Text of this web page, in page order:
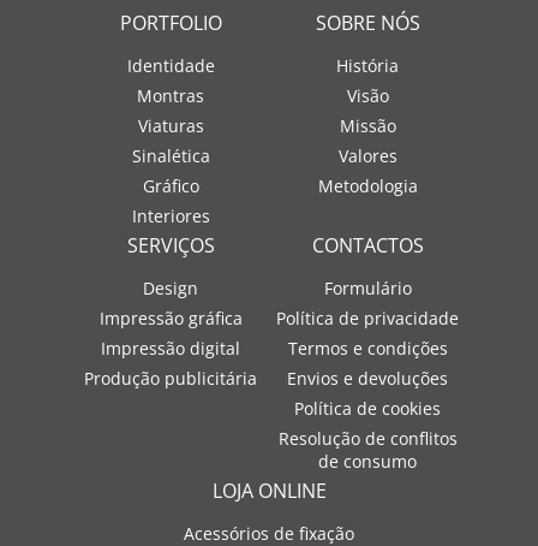
PORTFOLIO
Identidade
Montras
Viaturas
Sinalética
Gráfico
Interiores
SOBRE NÓS
História
Visão
Missão
Valores
Metodologia
SERVIÇOS
Design
Impressão gráfica
Impressão digital
Produção publicitária
CONTACTOS
Formulário
Política de privacidade
Termos e condições
Envios e devoluções
Política de cookies
Resolução de conflitos
de consumo
LOJA ONLINE
Acessórios de fixação